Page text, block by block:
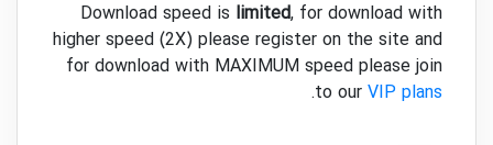
Download speed is limited, for download with
higher speed (2X) please register on the site and
for download with MAXIMUM speed please join
to our VIP plans
.